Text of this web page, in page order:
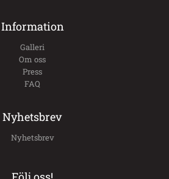
Information
Galleri
Om oss
Press
FAQ
Nyhetsbrev
Nyhetsbrev